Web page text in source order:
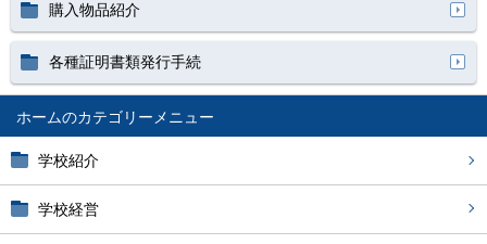
ホーム
学校紹介
学校経営
購入物品紹介
各種証明書類発行手続